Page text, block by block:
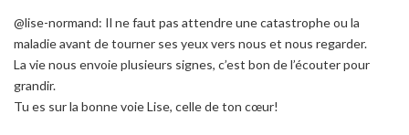
@lise-normand: Il ne faut pas attendre une catastrophe ou la
maladie avant de tourner ses yeux vers nous et nous regarder.
La vie nous envoie plusieurs signes, c’est bon de l’écouter pour
grandir.
Tu es sur la bonne voie Lise, celle de ton cœur!